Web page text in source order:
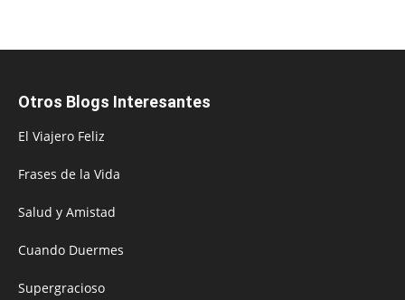
Otros Blogs Interesantes
El Viajero Feliz
Frases de la Vida
Salud y Amistad
Cuando Duermes
Supergracioso